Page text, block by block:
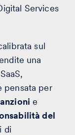
Services
sul
una
pensata per
e
del
di